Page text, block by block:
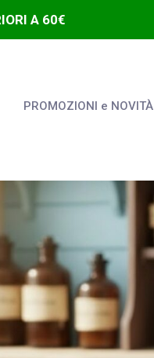
A 60€
PROMOZIONI e NOVITÀ